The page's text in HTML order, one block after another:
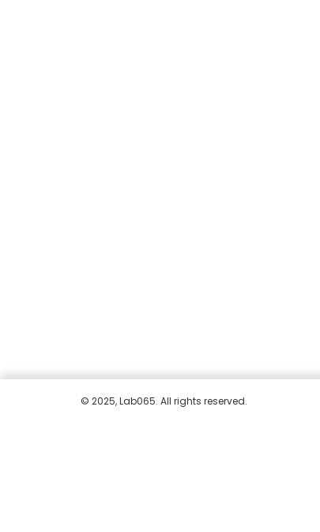
© 2025, Lab065. All rights reserved.